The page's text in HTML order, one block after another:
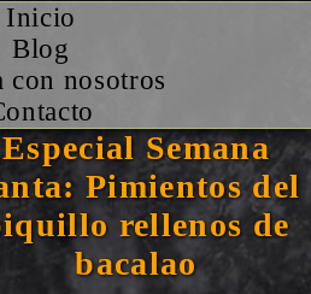
Inicio
Blog
con nosotros
Especial Semana
Pimientos del
rellenos de
bacalao